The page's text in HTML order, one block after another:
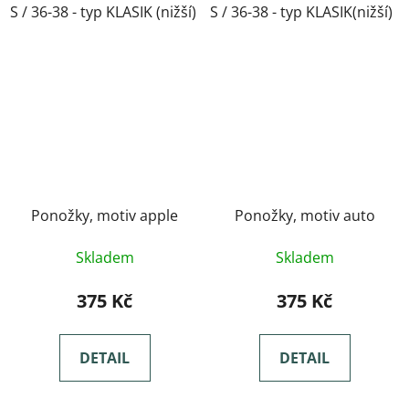
S / 36-38 - typ KLASIK (nižší) M / 39-41- typ KLASIK(nižší)
S / 36-38 - typ KLASIK(nižší)
Ponožky, motiv apple
Skladem
375 Kč
DETAIL
Ponožky, motiv auto
Skladem
375 Kč
DETAIL